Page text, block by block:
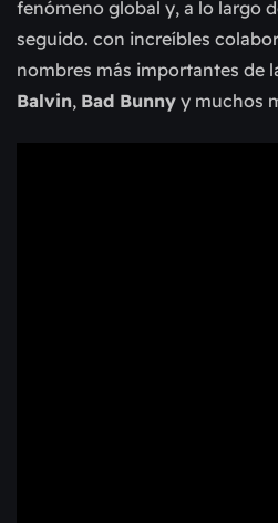
fenómeno global y, a lo largo
seguido. con increíbles
nombres más importantes de
Balvin, Bad Bunny y muchos